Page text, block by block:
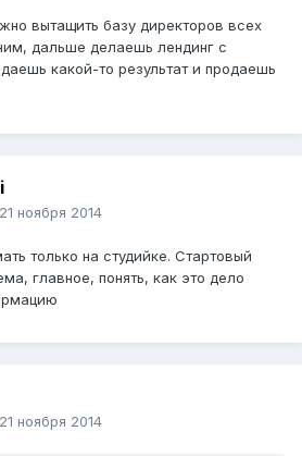
вытащить базу директоров всех
дальше делаешь лендинг с
какой-то результат и продаешь
21 ноября 2014
только на студийке. Стартовый
главное, понять, как это дело
21 ноября 2014